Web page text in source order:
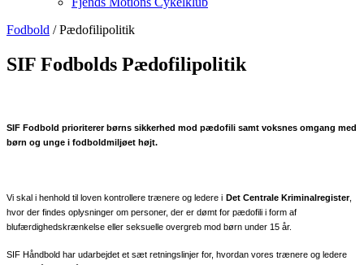
Fodbold / Pædofilipolitik
SIF Fodbolds Pædofilipolitik
SIF Fodbold prioriterer børns sikkerhed mod pædofili samt voksnes omgang med
børn og unge i fodboldmiljøet højt.
Vi skal i henhold til loven kontrollere trænere og ledere i Det Centrale Kriminalregister,
hvor der findes oplysninger om personer, der er dømt for pædofili i form af
blufærdighedskrænkelse eller seksuelle overgreb mod børn under 15 år.
SIF Håndbold har udarbejdet et sæt retningslinjer for, hvordan vores trænere og ledere